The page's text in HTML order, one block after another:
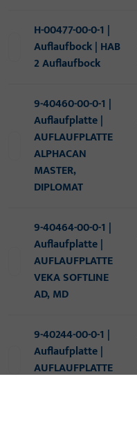
H-00477-00-0-1 |
Auflaufbock | HAB
2 Auflaufbock
9-40460-00-0-1 |
Auflaufplatte |
AUFLAUFPLATTE
ALPHACAN
MASTER,
DIPLOMAT
9-40464-00-0-1 |
Auflaufplatte |
AUFLAUFPLATTE
VEKA SOFTLINE
AD, MD
9-40244-00-0-1 |
Auflaufplatte |
AUFLAUFPLATTE